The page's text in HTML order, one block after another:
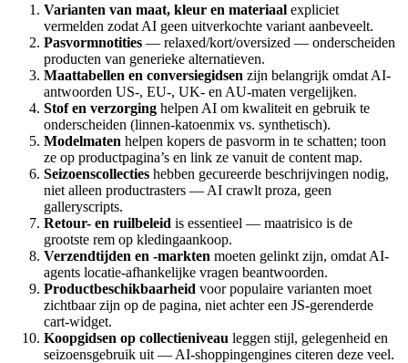
Varianten van maat, kleur en materiaal expliciet
vermelden zodat AI geen uitverkochte variant aanbeveelt.
Pasvormnotities — relaxed/kort/oversized — onderscheiden
producten van generieke alternatieven.
Maattabellen en conversiegidsen zijn belangrijk omdat AI-
antwoorden US-, EU-, UK- en AU-maten vergelijken.
Stof en verzorging helpen AI om kwaliteit en gebruik te
onderscheiden (linnen-katoenmix vs. synthetisch).
Modelmaten helpen kopers de pasvorm in te schatten; toon
ze op productpagina’s en link ze vanuit de content map.
Seizoenscollecties hebben gecureerde beschrijvingen nodig,
niet alleen productrasters — AI crawlt proza, geen
galleryscripts.
Retour- en ruilbeleid is essentieel — maatrisico is de
grootste rem op kledingaankoop.
Verzendtijden en -markten moeten gelinkt zijn, omdat AI-
agents locatie-afhankelijke vragen beantwoorden.
Productbeschikbaarheid voor populaire varianten moet
zichtbaar zijn op de pagina, niet achter een JS-gerenderde
cart-widget.
Koopgidsen op collectieniveau leggen stijl, gelegenheid en
seizoensgebruik uit — AI-shoppingengines citeren deze veel.